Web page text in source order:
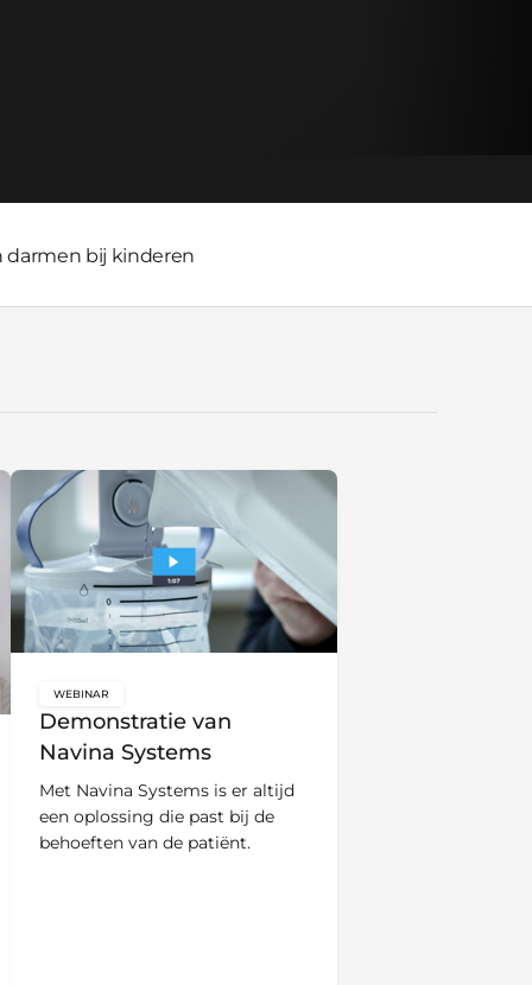
darmen bij kinderen
Demonstratie van
Navina Systems
key:global.content-type:
WEBINAR
Met Navina Systems is er altijd
een oplossing die past bij de
behoeften van de patiënt.